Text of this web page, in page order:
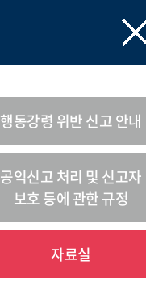
행동강령 위반 신고 안내
공익신고 처리 및 신고자
보호 등에 관한 규정
자료실